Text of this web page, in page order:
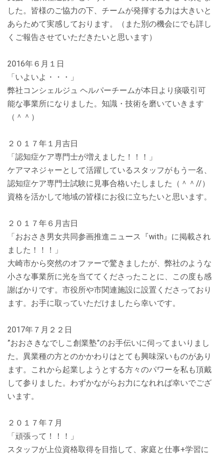
した。皆様のご協力の下、チームが発揮する力は大きいと
あらためて実感しております。（また別の機会にでも詳し
くご報告させていただきたいと思います）
2016年６月１日
「いよいよ・・・」
弊社コンシェルジュ ヘルパーチームが本日より痰吸引可
能な事業所になりました。知識・技術を磨いていきます
（＾＾）
２０１７年１月吉日
「認知症ケア専門士が増えました！！！」
ケアマネジャーとして活躍しているスタッフがもう一名、
認知症ケア専門士試験に見事合格いたしました（＾＾//）
資格を活かして地域の皆様にお役に立ちたいと思います。
２０１７年６月吉日
「おおさき男女共同参画推進ニュース『with』に掲載され
ました！！！」
大崎市から突然のオファーで驚きましたが、弊社のような
小さな事業所に光を当ててくださったことに、この度も感
謝ばかりです。市役所や市関連施設に設置くださっており
ます。お手に取っていただけましたら幸いです。
2017年７月２２日
”おおさきなでしこ創業塾”のお手伝いに伺ってまいりまし
た。異業種の方とのかかわりはとても興味深いものがあり
ます。これから起業しようとする方々のパワーを私も頂戴
して参りました。わずかながらお力になれれば幸いでござ
います。
２０１７年７月
「頑張って！！！」
スタッフが上位資格取得を目指して、家庭と仕事+学習に